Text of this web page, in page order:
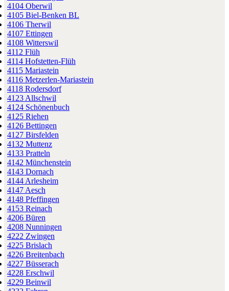
4104 Oberwil
4105 Biel-Benken BL
4106 Therwil
4107 Ettingen
4108 Witterswil
4112 Flüh
4114 Hofstetten-Flüh
4115 Mariastein
4116 Metzerlen-Mariastein
4118 Rodersdorf
4123 Allschwil
4124 Schönenbuch
4125 Riehen
4126 Bettingen
4127 Birsfelden
4132 Muttenz
4133 Pratteln
4142 Münchenstein
4143 Dornach
4144 Arlesheim
4147 Aesch
4148 Pfeffingen
4153 Reinach
4206 Büren
4208 Nunningen
4222 Zwingen
4225 Brislach
4226 Breitenbach
4227 Büsserach
4228 Erschwil
4229 Beinwil